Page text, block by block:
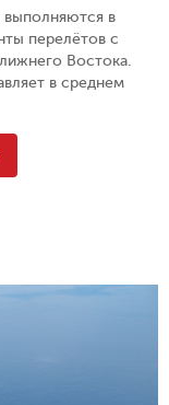
в
перелётов с
Востока.
в среднем